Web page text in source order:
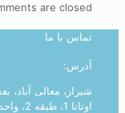
are closed.
تماس با ما
آدرس:
شیراز، معالی آباد،
اوتانا 1، طبقه 2، واحد 201